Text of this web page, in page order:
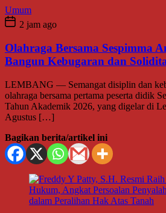
Umum
2 jam ago
Olahraga Bersama Sespimma
Bangun Kebugaran dan
LEMBANG — Semangat disiplin dan
olahraga bersama pertama peserta didik
Tahun Akademik 2026, yang digelar di
Agustus […]
Bagikan berita/artikel ini